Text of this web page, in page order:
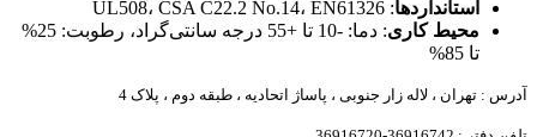
استانداردها: UL508، CSA C22.2 No.14، EN61326
محیط کاری
: دما: -10 تا +55 درجه سانتی‌گراد، رطوبت: 25%
تا 85%
آدرس : تهران ، لاله زار جنوبی ، پاساژ اتحادیه ، طبقه دوم ، پلاک 4